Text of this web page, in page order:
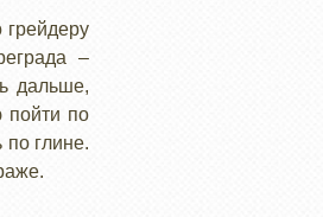
–
дальше,
пойти по
глине.